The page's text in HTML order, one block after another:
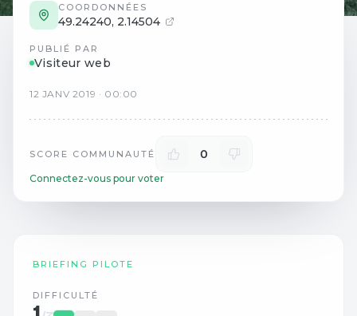
COORDONNÉES
49.24240, 2.14504
PUBLIÉ PAR
Visiteur web
12 JANV 2019 · 00:00
SCORE COMMUNAUTÉ 0
Connectez-vous pour voter
BRIEFING PILOTE
DIFFICULTÉ